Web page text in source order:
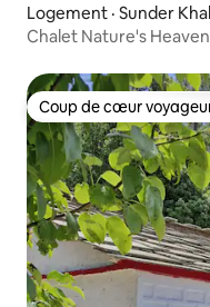
Logement · Sunder Khal
Chalet Nature's
Coup de cœur
Coup de cœur